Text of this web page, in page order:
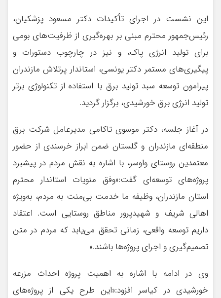
این نشست در اجرای تأکیدات دکتر مسعود پزشکیان،
رئیس‌جمهور محترم مبنی بر بهره‌گیری از ظرفیت‌های بومی
برای تولید انرژی پاک، و نیز در چارچوب دستورات و
پیگیری‌های مستمر دکتر یونسی، استاندار پرتلاش مازندران
پیرامون توسعه سبد تولید برق با استفاده از تکنولوژی برتر
تولید انرژی برق خورشیدی، برگزار گردید.
در آغاز جلسه، دکتر موسوی تاکامی مدیرعامل شرکت برق
منطقه‌ای مازندران و گلستان ضمن ابراز خرسندی از حضور
معتمدین روستای واوسر، با اشاره به نقش مردم در پیشبرد
پروژه‌های توسعه‌ای گفت:«وفق منویات استاندار محترم
استان مازندران، وظیفه ما خدمت بی‌منت به مردم، به‌ویژه
اهالی شریف و شهیدپرور مناطق روستایی است. اعتقاد
داریم توسعه واقعی، زمانی تحقق می‌یابد که مردم در متن
تصمیم‌گیری و اجرای پروژه‌ها باشند.»
وی در ادامه با اشاره به اهمیت پروژه احداث مزرعه
خورشیدی در کیاسر افزود:«این طرح یکی از پروژه‌های